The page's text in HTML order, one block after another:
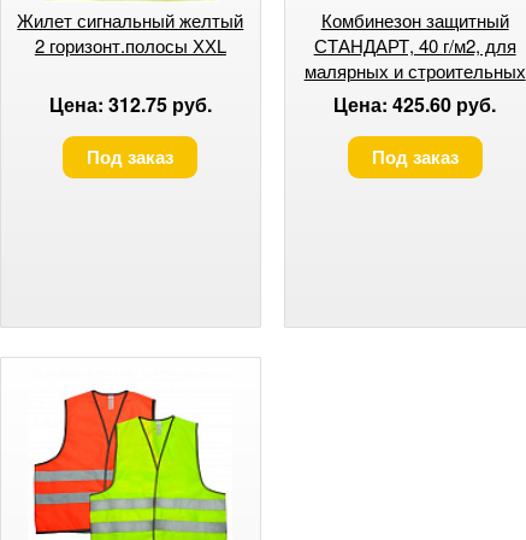
Жилет сигнальный желтый
2 горизонт.полосы ХХL
Цена: 312.75 руб.
Под заказ
Комбинезон защитный
СТАНДАРТ, 40 г/м2, для
малярных и строительных
работ, 180 - 188 см//
Цена: 425.60 руб.
Под заказ